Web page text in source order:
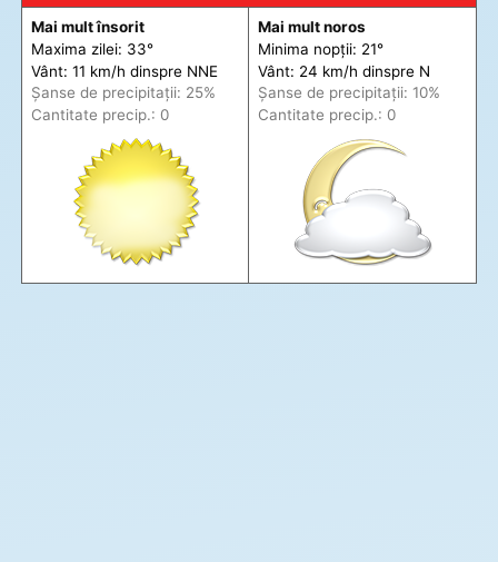
Mai mult însorit
Maxima zilei: 33°
Vânt: 11 km/h dinspre NNE
Șanse de precipitații: 25%
Cantitate precip.: 0
Mai mult noros
Minima nopții: 21°
Vânt: 24 km/h dinspre N
Șanse de precipitații: 10%
Cantitate precip.: 0